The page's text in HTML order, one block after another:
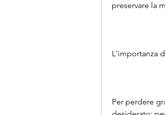
preservare la
L'importanza
Per perdere